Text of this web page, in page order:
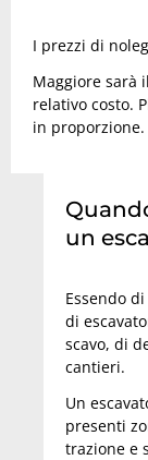
I prezzi di
Maggiore sarà
relativo costo.
in proporzione.
un
Essendo
di
scavo, di
cantieri.
Un
presenti
trazione e